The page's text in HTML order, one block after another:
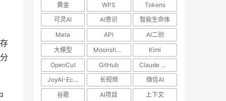
黄金
WPS
Tokens
可灵AI
AI意识
智能生命体
Meta
API
AI二创
大模型
MoonshotAI
Kimi
OpenCut
GitHub
Claude Code
JoyAI-Echo
长视频
微信AI
谷歌
AI项目
上下文